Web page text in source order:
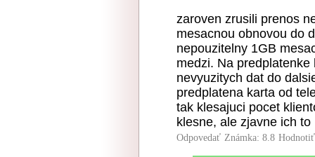
zaroven zrusili prenos
mesacnou obnovou do
nepouzitelny 1GB
medzi. Na
nevyuzitych dat do
predplatena karta od
tak klesajuci pocet
klesne, ale zjavne ich to
Odpovedať Známka: 8.8